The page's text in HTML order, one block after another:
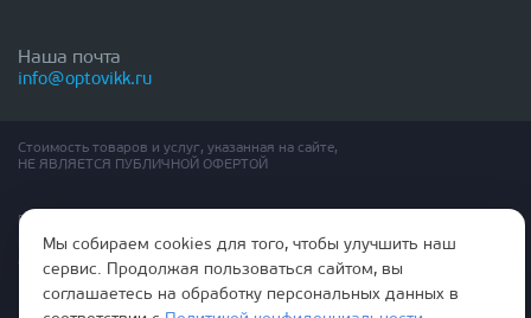
Наша почта
info@optovikk.ru
Стоимость товаров и услуг, указанная на сайте,
НЕ ЯВЛЯЕТСЯ ПУБЛИЧНОЙ ОФЕРТОЙ
Правила эксплутации входных и межкомнатных дверей
Политика обработки персональных данных
Согласие на обработку персональных данных
Мы собираем cookies для того, чтобы улучшить наш
сервис. Продолжая пользоваться сайтом, вы
соглашаетесь на обработку персональных данных в